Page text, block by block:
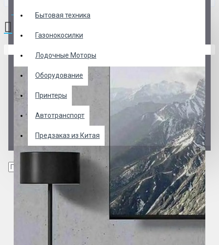
Бытовая техника
Газонокосилки
Лодочные Моторы
Оборудование
Принтеры
Автотранспорт
Предзаказ из Китая
0 товар(ов) - 0 р.